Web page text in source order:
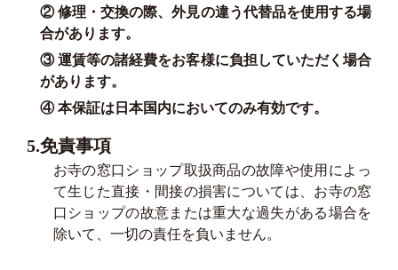
② 修理・交換の際、外見の違う代替品を使用する場
合があります。
③ 運賃等の諸経費をお客様に負担していただく場合
があります。
④ 本保証は日本国内においてのみ有効です。
5.免責事項
お寺の窓口ショップ取扱商品の故障や使用によっ
て生じた直接・間接の損害については、お寺の窓
口ショップの故意または重大な過失がある場合を
除いて、一切の責任を負いません。